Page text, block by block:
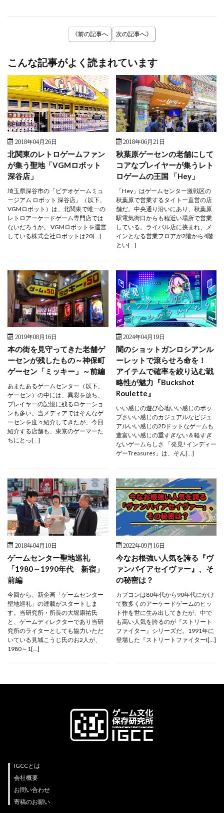
《前の記事へ 次の記事へ》
こんな記事がよく読まれています
2018年04月26日
北関東のレトロゲームファン
が集う聖地「VGMロボット
深谷店」
埼玉県深谷市の「ビデオゲームミュ
ージアム ロボット 深谷店」（以下、
VGMロボット）は、北関東で唯一の
レトロアーケードゲーム専門店では
ないだろうか。 VGMロボットを運営
している株式会社ロボットは20[…]
2018年06月21日
秋葉原ゲーセンの老舗にして
コアなプレイヤーが集うレト
ロゲームの王国 「Hey」
「Hey」はゲームセンター激戦区の
秋葉原で営業するタイトー直営の店
舗だ。中央通り沿いにあり、秋葉原
駅電気街口からも程近い場所で営業
している。ライバル店に挟まれ、メ
インとなる営業フロアが2階から4階
とい[…]
2019年08月16日
本の街を見守ってきた老舗ゲ
ーセンが残したもの～神保町
ゲーセン「ミッキー」～前編
あまたあるゲームセンター（以下、
ゲーセン）の中には、異彩を放ち、
プレイヤーの記憶に残るロケーショ
ンも多い。当メディアではそんなゲ
ーセンを度々紹介してきたが、今回
紹介する店舗も、東京のゲーマーた
ちにとっ[…]
2024年04月19日
闇のショットガンロシアンル
ーレットで滾らせろ命を！
アイテムで確率を絞り込む戦
略性が魅力『Buckshot
Roulette』
いい感じの遊び心地いい感じのポッ
プさいい感じのカジュアルなビジュ
アルいい感じの2Dドットなゲームも
豊富いい感じの重すぎない＆軽すぎ
ないゲームらしさ 「発見! インディー
ゲーTreasures」は、そん[…]
2018年04月10日
ゲームセンター聖地巡礼
「1980～1990年代 新宿」
前編
今回から、新企画「ゲームセンター
聖地巡礼」の連載がスタートしま
す。当研究所・所長の大堀康祐氏
と、ゲームディレクターであり当研
究所のライターとしても協力いただ
いている見城こうじ氏のお2人が、
1980～1[…]
2022年09月16日
今なお根強い人気を誇る『ヴ
ァンパイアセイヴァー』、そ
の秘密は？
カプコンは80年代から90年代にかけ
て数多くのアーケードゲームのヒッ
ト作を世に生み出してきたが、中で
も高い人気を誇るのが『ストリート
ファイター』シリーズだ。1991年に
登場した『ストリートファイターI[…]
IGCCとは
会社概要
お問い合わせ
寄稿のお願い